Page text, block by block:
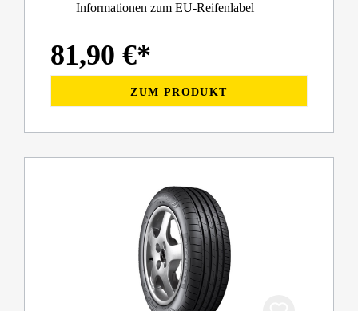
Informationen zum EU-Reifenlabel
81,90 €*
ZUM PRODUKT